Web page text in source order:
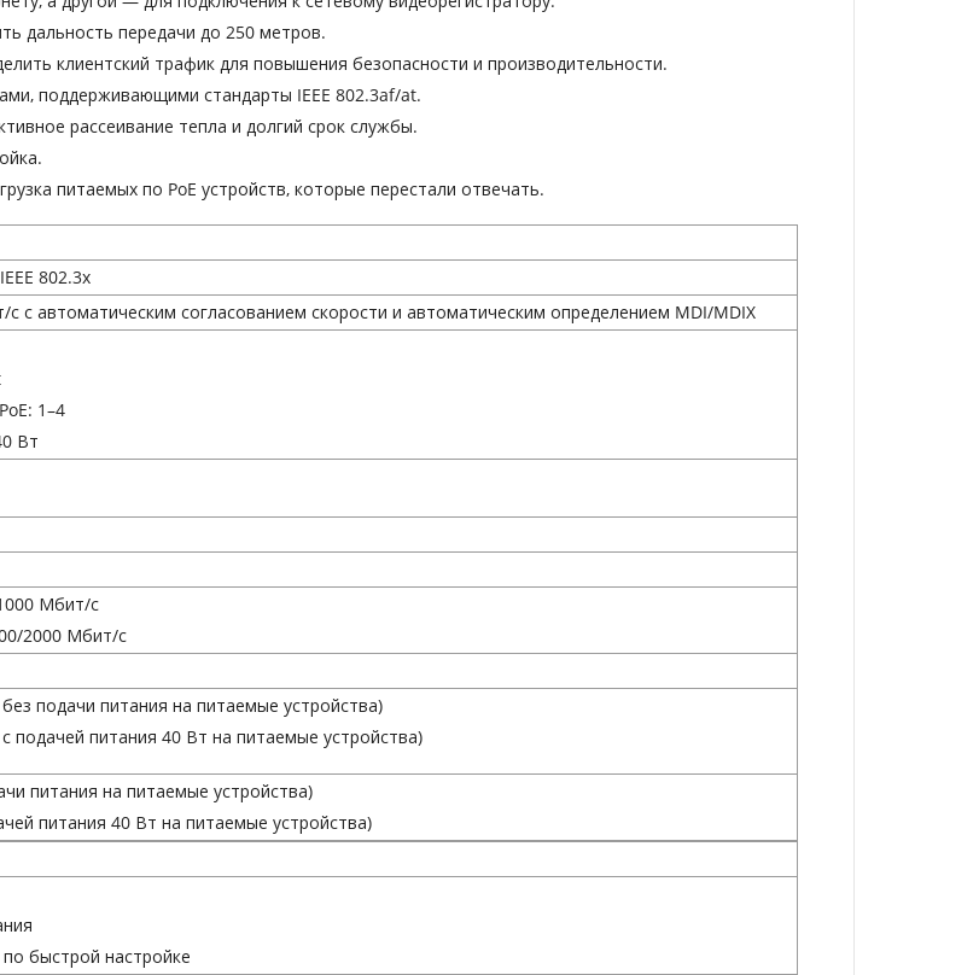
дальность передачи до 250 метров.
клиентский трафик для повышения безопасности и производительности.
поддерживающими стандарты IEEE 802.3af/at.
рассеивание тепла и долгий срок службы.
питаемых по PoE устройств, которые перестали отвечать.
802.3x
с автоматическим согласованием скорости и автоматическим определением MDI/MDIX
1–4
Вт
Мбит/с
2000 Мбит/с
подачи питания на питаемые устройства)
подачей питания 40 Вт на питаемые устройства)
питания на питаемые устройства)
питания 40 Вт на питаемые устройства)
быстрой настройке